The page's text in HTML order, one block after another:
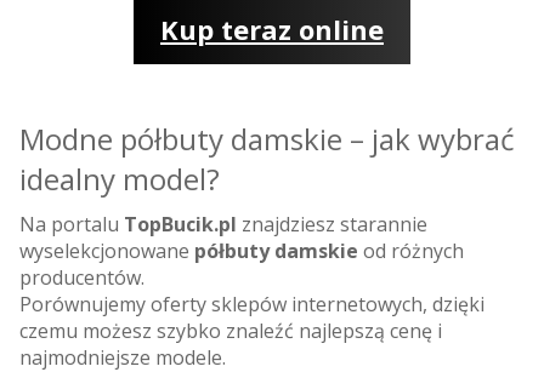
Kup teraz online
Modne półbuty damskie – jak wybrać
idealny model?
Na portalu TopBucik.pl znajdziesz starannie
wyselekcjonowane półbuty damskie od różnych
producentów.
Porównujemy oferty sklepów internetowych, dzięki
czemu możesz szybko znaleźć najlepszą cenę i
najmodniejsze modele.